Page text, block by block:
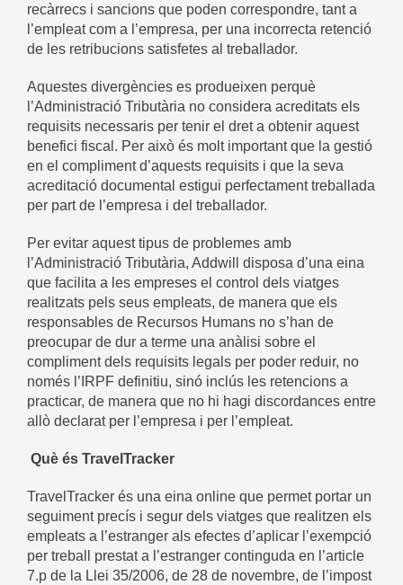
recàrrecs i sancions que poden correspondre, tant a
l’empleat com a l’empresa, per una incorrecta retenció
de les retribucions satisfetes al treballador.
Aquestes divergències es produeixen perquè
l’Administració Tributària no considera acreditats els
requisits necessaris per tenir el dret a obtenir aquest
benefici fiscal. Per això és molt important que la gestió
en el compliment d’aquests requisits i que la seva
acreditació documental estigui perfectament treballada
per part de l’empresa i del treballador.
Per evitar aquest tipus de problemes amb
l’Administració Tributària, Addwill disposa d’una eina
que facilita a les empreses el control dels viatges
realitzats pels seus empleats, de manera que els
responsables de Recursos Humans no s’han de
preocupar de dur a terme una anàlisi sobre el
compliment dels requisits legals per poder reduir, no
només l’IRPF definitiu, sinó inclús les retencions a
practicar, de manera que no hi hagi discordances entre
allò declarat per l’empresa i per l’empleat.
Què és TravelTracker
TravelTracker és una eina online que permet portar un
seguiment precís i segur dels viatges que realitzen els
empleats a l’estranger als efectes d’aplicar l’exempció
per treball prestat a l’estranger continguda en l’article
7.p de la Llei 35/2006, de 28 de novembre, de l’impost